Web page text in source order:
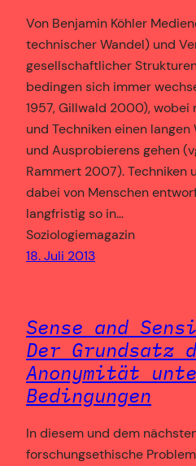
Von Benjamin Köhler
technischer Wandel) und
gesellschaftlicher
bedingen sich immer
1957, Gillwald 2000), wobei
und Techniken einen
und Ausprobierens gehen
Rammert 2007). Techniken
dabei von Menschen
langfristig so in…
Soziologiemagazin
18. Juli 2013
Sense and
Der Grundsatz
Anonymität
Bedingungen
In diesem und dem
forschungsethische